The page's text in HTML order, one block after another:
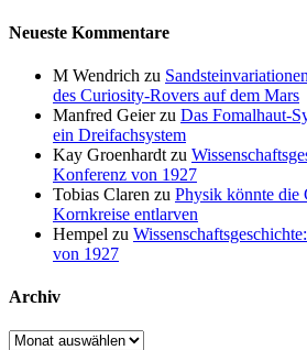
Neueste Kommentare
M Wendrich zu
des Curiosity-Rovers auf dem Mars
Manfred Geierzu Das Fomalhaut-
ein Dreifachsystem
Kay Groenhardt zu
Konferenz von 1927
Tobias Claren zu Physik könnte die
Kornkreise entlarven
Hempel zu
von 1927
Archiv
Archiv